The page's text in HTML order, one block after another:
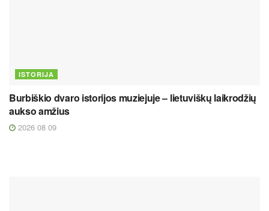
ISTORIJA
Burbiškio dvaro istorijos muziejuje – lietuviškų laikrodžių
aukso amžius
2026 08 09